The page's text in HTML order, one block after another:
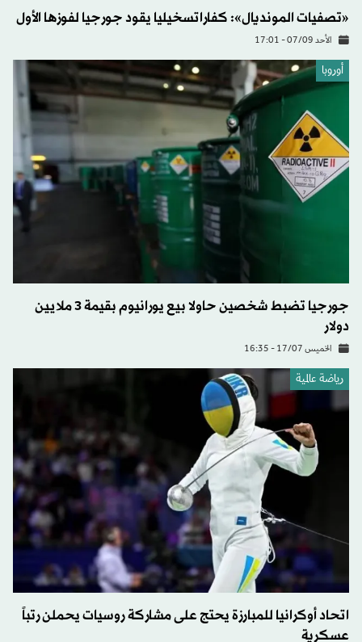
«تصفيات المونديال»: كفاراتسخيليا يقود جورجيا لفوزها الأول
الأحد 07/09 - 17:01
أوروبا
جورجيا تضبط شخصين حاولا بيع يورانيوم بقيمة 3 ملايين
دولار
الخميس 17/07 - 16:35
رياضة عالمية
اتحاد أوكرانيا للمبارزة يحتج على مشاركة روسيات يحملن رتباً
عسكرية